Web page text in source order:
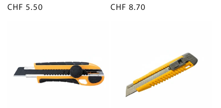
Prix
CHF 5.50
Prix
CHF 8.70